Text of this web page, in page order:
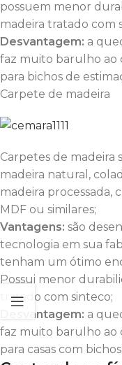
possuem menor
madeira tratado com
Desvantagem: a
faz muito barulho ao
para bichos de
Carpete de madeira
Carpetes de madeira
madeira natural,
madeira processada,
MDF ou similares;
Vantagens: são
tecnologia em sua
tenham um ótimo
Possui menor
tratado com sinteco;
Desvantagem: a
faz muito barulho ao
para casas com